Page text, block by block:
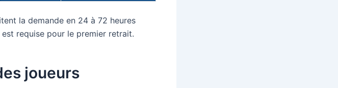
la demande en 24 à 72 heures
requise pour le premier retrait.
joueurs